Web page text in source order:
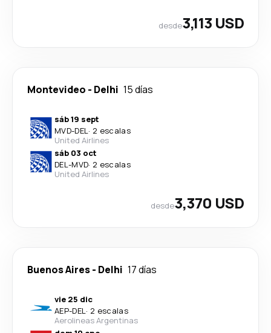
desde3,113 USD
Montevideo - Delhi 15 días
sáb 19 sept
MVD-DEL· 2 escalas
United Airlines
sáb 03 oct
DEL-MVD· 2 escalas
United Airlines
desde3,370 USD
Buenos Aires- Delhi 17 días
vie 25 dic
AEP-DEL· 2 escalas
Aerolineas Argentinas